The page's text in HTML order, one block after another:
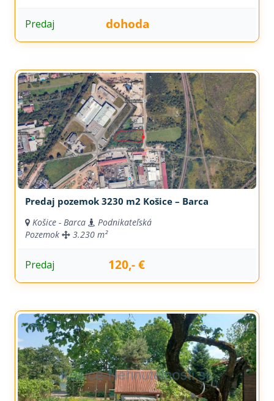
Predaj dohoda
Predaj pozemok 3230 m2 Košice – Barca
Košice - Barca
Podnikateľská
Pozemok
3.230 m²
Predaj 120,- €